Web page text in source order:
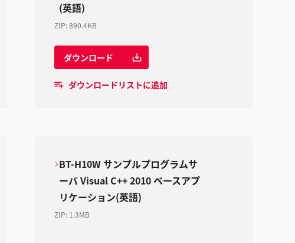
(英語)
ZIP:890.4KB
ダウンロード
ダウンロードリストに追加
BT-H10W サンプルプログラムサ
ーバ Visual C++ 2010 ベースアプ
リケーション(英語)
ZIP: 1.3MB